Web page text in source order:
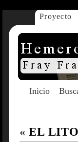
Proyecto
Inicio
« EL